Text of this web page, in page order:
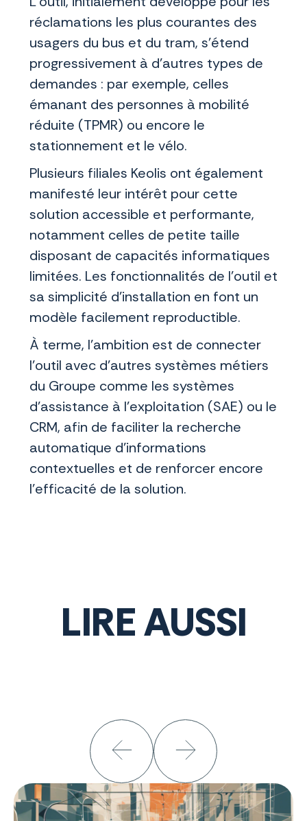
réclamations les plus courantes des
usagers du bus et du tram, s’étend
progressivement à d'autres types de
demandes : par exemple, celles
émanant des personnes à mobilité
réduite (TPMR) ou encore le
stationnement et le vélo.
Plusieurs filiales Keolis ont également
manifesté leur intérêt pour cette
solution accessible et performante,
notamment celles de petite taille
disposant de capacités informatiques
limitées. Les fonctionnalités de l'outil et
sa simplicité d’installation en font un
modèle facilement reproductible.
À terme, l'ambition est de connecter
l'outil avec d'autres systèmes métiers
du Groupe comme les systèmes
d'assistance à l'exploitation (SAE) ou le
CRM, afin de faciliter la recherche
automatique d'informations
contextuelles et de renforcer encore
l'efficacité de la solution.
LIRE AUSSI